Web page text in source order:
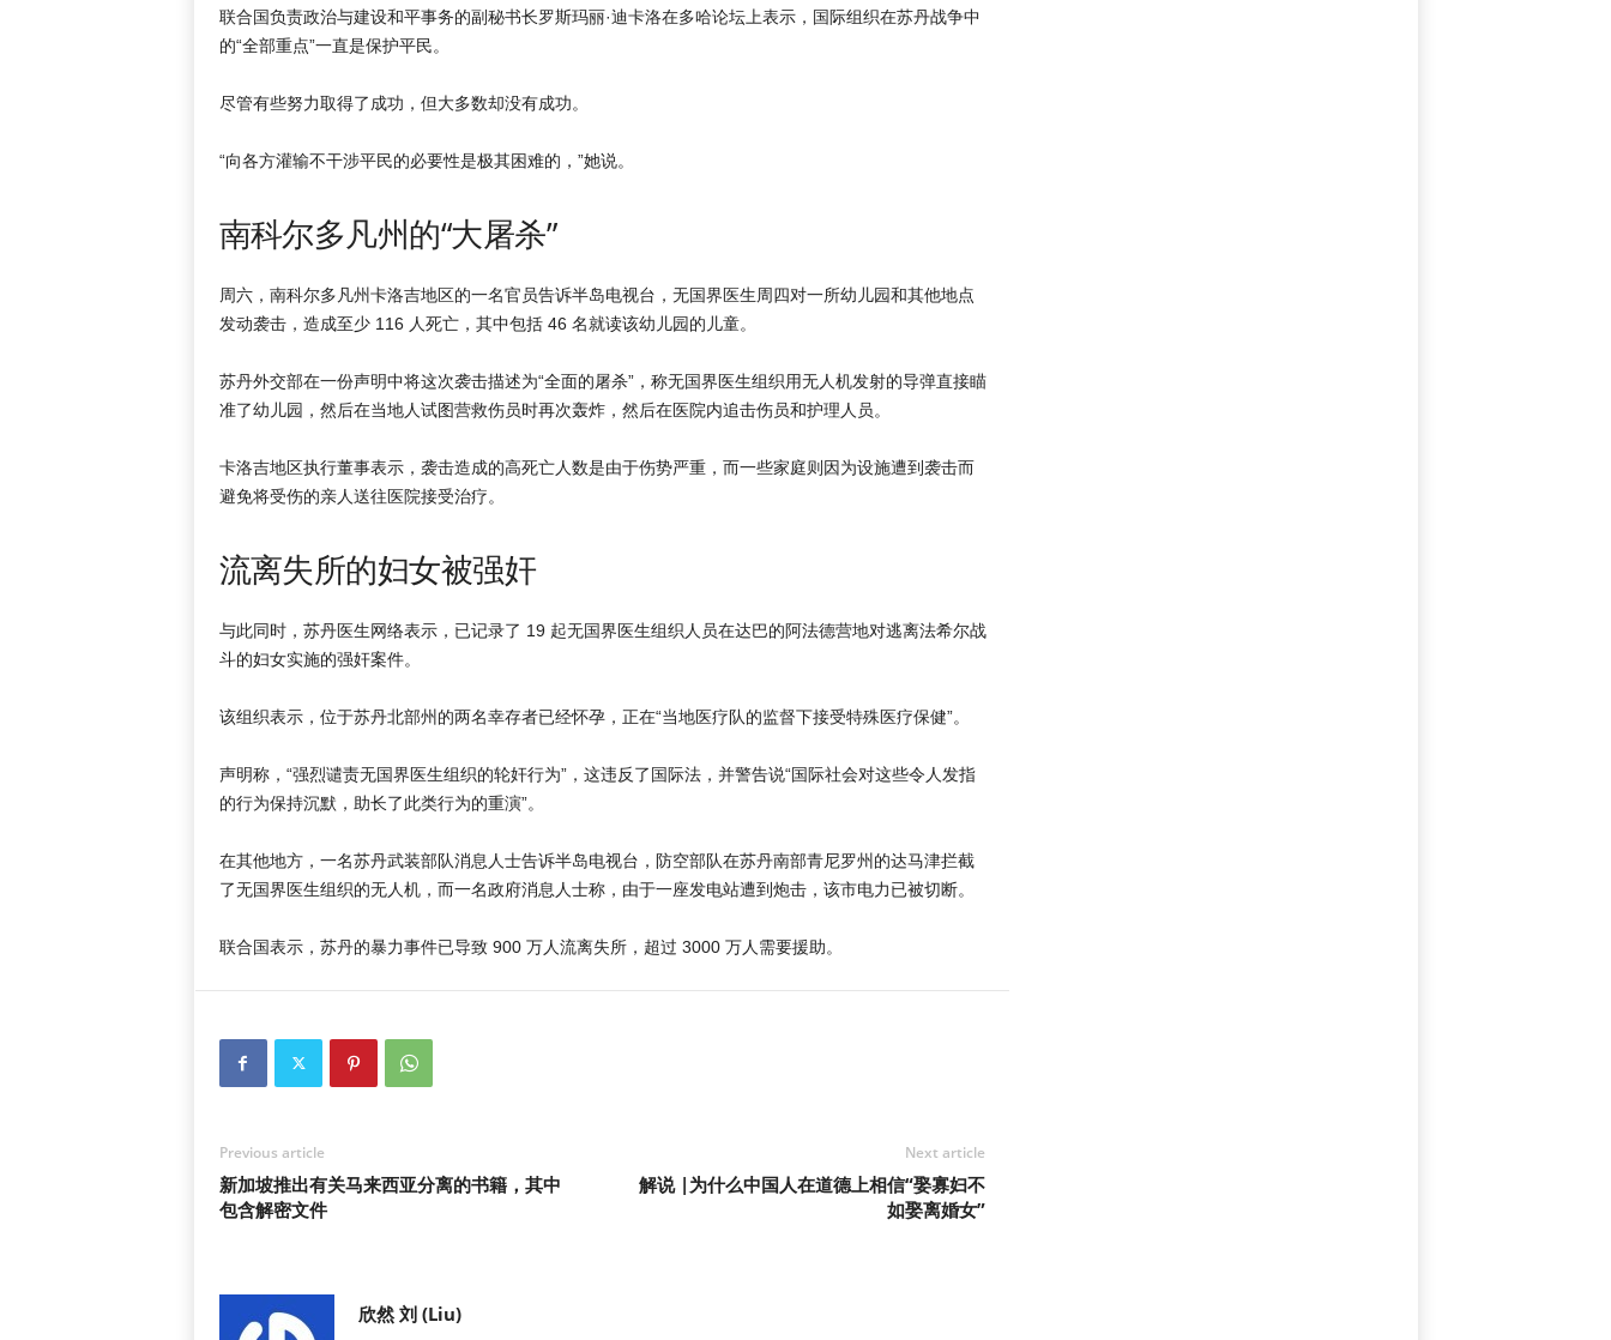
联合国负责政治与建设和平事务的副秘书长罗斯玛丽·迪卡洛在多哈论坛上表示，国际组织在苏丹战争中
的“全部重点”一直是保护平民。
尽管有些努力取得了成功，但大多数却没有成功。
“向各方灌输不干涉平民的必要性是极其困难的，”她说。
南科尔多凡州的“大屠杀”
周六，南科尔多凡州卡洛吉地区的一名官员告诉半岛电视台，无国界医生周四对一所幼儿园和其他地点
发动袭击，造成至少 116 人死亡，其中包括 46 名就读该幼儿园的儿童。
苏丹外交部在一份声明中将这次袭击描述为“全面的屠杀”，称无国界医生组织用无人机发射的导弹直接瞄
准了幼儿园，然后在当地人试图营救伤员时再次轰炸，然后在医院内追击伤员和护理人员。
卡洛吉地区执行董事表示，袭击造成的高死亡人数是由于伤势严重，而一些家庭则因为设施遭到袭击而
避免将受伤的亲人送往医院接受治疗。
流离失所的妇女被强奸
与此同时，苏丹医生网络表示，已记录了 19 起无国界医生组织人员在达巴的阿法德营地对逃离法希尔战
斗的妇女实施的强奸案件。
该组织表示，位于苏丹北部州的两名幸存者已经怀孕，正在“当地医疗队的监督下接受特殊医疗保健”。
声明称，“强烈谴责无国界医生组织的轮奸行为”，这违反了国际法，并警告说“国际社会对这些令人发指
的行为保持沉默，助长了此类行为的重演”。
在其他地方，一名苏丹武装部队消息人士告诉半岛电视台，防空部队在苏丹南部青尼罗州的达马津拦截
了无国界医生组织的无人机，而一名政府消息人士称，由于一座发电站遭到炮击，该市电力已被切断。
联合国表示，苏丹的暴力事件已导致 900 万人流离失所，超过 3000 万人需要援助。
Previous article
新加坡推出有关马来西亚分离的书籍，其中
包含解密文件
Next article
解说 |为什么中国人在道德上相信“娶寡妇不
如娶离婚女”
欣然 刘 (Liu)